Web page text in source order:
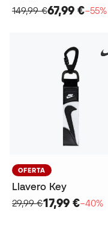
149,99 €67,99 €−55%
OFERTA
Llavero Key
29,99 €17,99 €−40%